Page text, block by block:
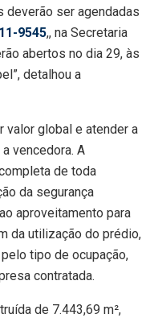
ser agendadas
9545,, na Secretaria
abertos no dia 29, às
detalhou a
valor global e atender a
vencedora. A
de toda
da segurança
aproveitamento para
da utilização do prédio,
tipo de ocupação,
contratada.
de 7.443,69 m²,